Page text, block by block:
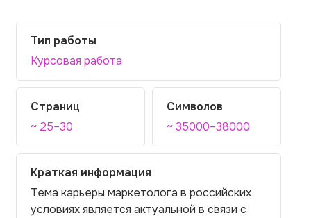
Тип работы
Курсовая работа
Страниц
~ 25–30
Символов
~ 35000–38000
Краткая информация
Тема карьеры маркетолога в российских
условиях является актуальной в связи с